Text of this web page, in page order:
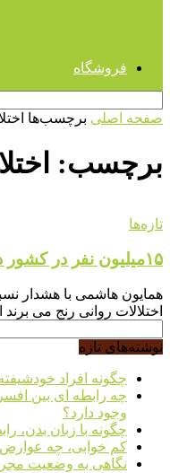
فروشگاه
صفحه اصلی برچسب‌ها
برچسب:
تازه‌ها
۱۵میلیون نفر در کشور درگیر اختلالات روانی هستند
اختلالات روانی رنج می
نوشته‌های تازه
چگونه افراد
چه رابطه ای بین
وجود دارد؟
چگونه با زبان بدن،
کم خوابی، چه عوارض
نگاهی به وضعیت